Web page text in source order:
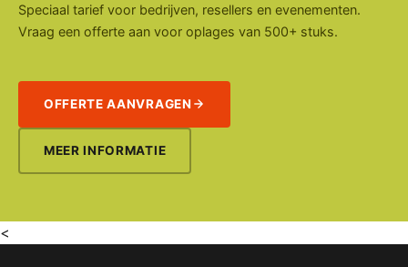
Speciaal tarief voor bedrijven, resellers en evenementen.
Vraag een offerte aan voor oplages van 500+ stuks.
OFFERTE AANVRAGEN
MEER INFORMATIE
<